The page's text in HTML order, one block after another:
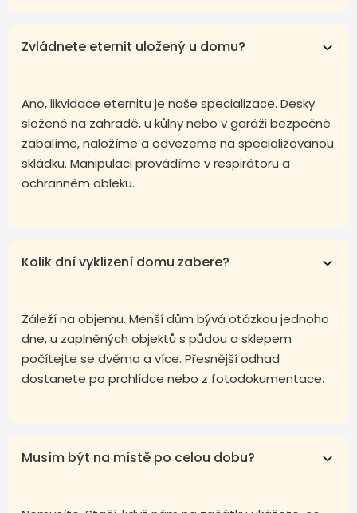
Zvládnete eternit uložený u domu?
Ano, likvidace eternitu je naše specializace. Desky
složené na zahradě, u kůlny nebo v garáži bezpečně
zabalíme, naložíme a odvezeme na specializovanou
skládku. Manipulaci provádíme v respirátoru a
ochranném obleku.
Kolik dní vyklizení domu zabere?
Záleží na objemu. Menší dům bývá otázkou jednoho
dne, u zaplněných objektů s půdou a sklepem
počítejte se dvěma a více. Přesnější odhad
dostanete po prohlídce nebo z fotodokumentace.
Musím být na místě po celou dobu?